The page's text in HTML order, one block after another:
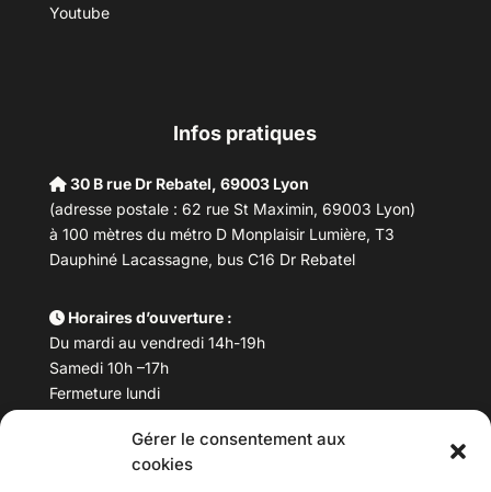
Gérer le consentement aux
cookies
Youtube
Infos pratiques
30 B rue Dr Rebatel, 69003 Lyon
(adresse postale : 62 rue St Maximin, 69003 Lyon)
à 100 mètres du métro D Monplaisir Lumière, T3
Dauphiné Lacassagne, bus C16 Dr Rebatel
Horaires d’ouverture :
Du mardi au vendredi 14h-19h
Samedi 10h –17h
Fermeture lundi
Téléphone : 04 78 53 06 40
maisondesculturesasiatiques@asiexpo.com